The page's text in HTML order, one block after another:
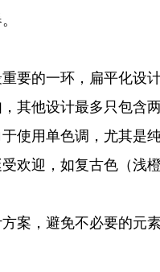
要的一环，扁平化设
其他设计最多只包含
使用单色调，尤其是
欢迎，如复古色（浅
案，避免不必要的元